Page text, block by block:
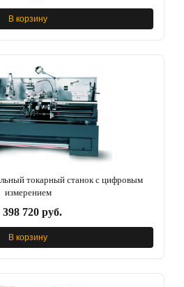
В корзину
токарный станок с цифровым
измерением
398 720 руб.
В корзину